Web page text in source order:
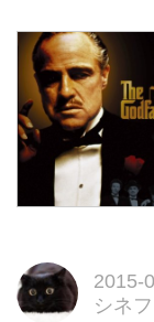
2015-
シネ